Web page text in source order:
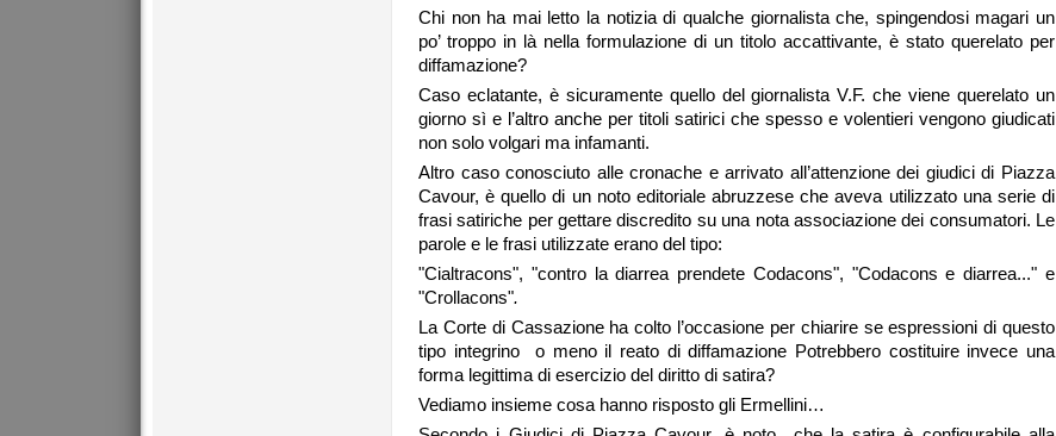
Chi non ha mai letto la notizia di qualche giornalista che, spingendosi magari un
po’ troppo in là nella formulazione di un titolo accattivante, è stato querelato per
diffamazione?
Caso eclatante, è sicuramente quello del giornalista V.F. che viene querelato un
giorno sì e l’altro anche per titoli satirici che spesso e volentieri vengono giudicati
non solo volgari ma infamanti.
Altro caso conosciuto alle cronache e arrivato all’attenzione dei giudici di Piazza
Cavour, è quello di un noto editoriale abruzzese che aveva utilizzato una serie di
frasi satiriche per gettare discredito su una nota associazione dei consumatori. Le
parole e le frasi utilizzate erano del tipo:
"Cialtracons", "contro la diarrea prendete Codacons", "Codacons e diarrea..." e
"Crollacons".
La Corte di Cassazione ha colto l’occasione per chiarire se espressioni di questo
tipo integrino o meno il reato di diffamazione Potrebbero costituire invece una
forma legittima di esercizio del diritto di satira?
Vediamo insieme cosa hanno risposto gli Ermellini…